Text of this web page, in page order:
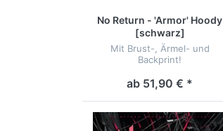
No Return - 'Armor' Hoody
[schwarz]
Mit Brust-, Ärmel- und
Backprint!
ab 51,90 € *